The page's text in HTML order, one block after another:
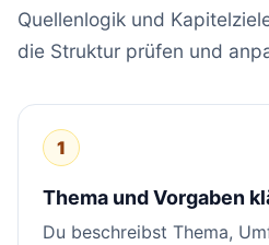
Quellenlogik und
die Struktur prüfen und
1
Thema und Vorgaben
Du beschreibst Thema,